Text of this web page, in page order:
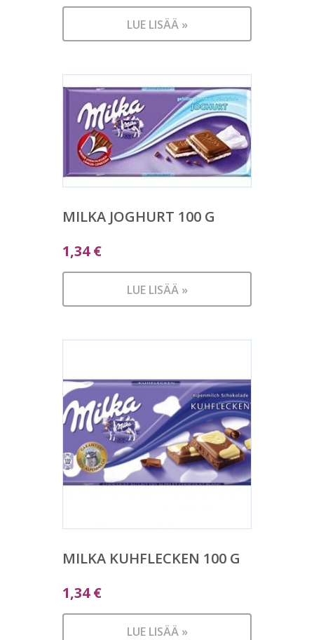
LUE LISÄÄ »
MILKA JOGHURT 100 G
1,34€
LUE LISÄÄ »
MILKA KUHFLECKEN 100 G
1,34€
LUE LISÄÄ »